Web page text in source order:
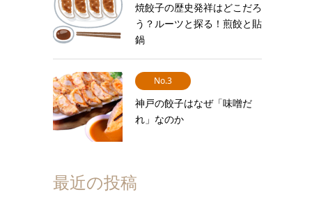
焼餃子の歴史発祥はどこだろ
う？ルーツと探る！煎餃と貼
鍋
No.3
神戸の餃子はなぜ「味噌だ
れ」なのか
最近の投稿